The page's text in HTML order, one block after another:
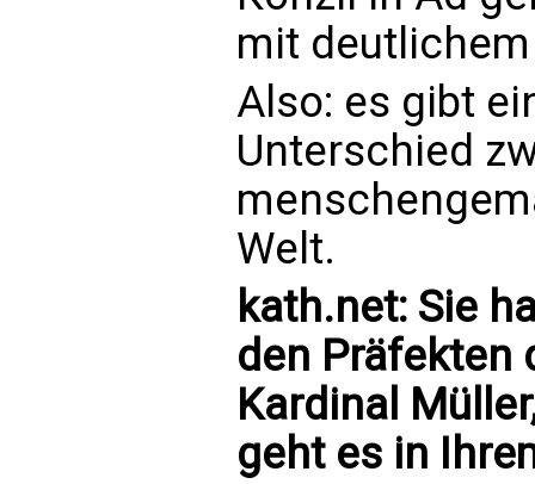
mit
Also: es gibt
Unterschied
Welt.
kath.net: Sie
den Präfekten
Kardinal
geht es in